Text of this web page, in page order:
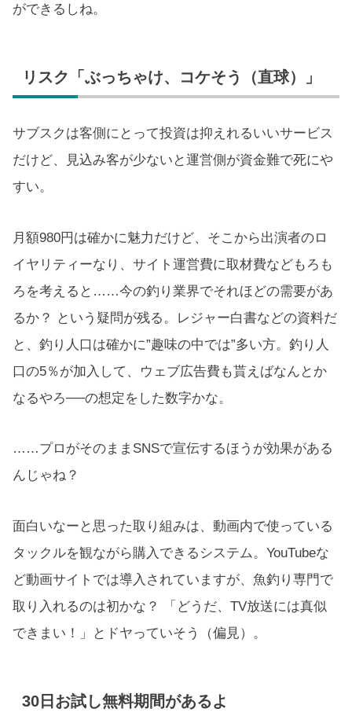
ができるしね。
リスク「ぶっちゃけ、コケそう（直球）」
サブスクは客側にとって投資は抑えれるいいサービス
だけど、見込み客が少ないと運営側が資金難で死にや
すい。
月額980円は確かに魅力だけど、そこから出演者のロ
イヤリティーなり、サイト運営費に取材費などもろも
ろを考えると……今の釣り業界でそれほどの需要があ
るか？ という疑問が残る。レジャー白書などの資料だ
と、釣り人口は確かに”趣味の中では”多い方。釣り人
口の5％が加入して、ウェブ広告費も貰えばなんとか
なるやろ──の想定をした数字かな。
……プロがそのままSNSで宣伝するほうが効果がある
んじゃね？
面白いなーと思った取り組みは、動画内で使っている
タックルを観ながら購入できるシステム。YouTubeな
ど動画サイトでは導入されていますが、魚釣り専門で
取り入れるのは初かな？ 「どうだ、TV放送には真似
できまい！」とドヤっていそう（偏見）。
30日お試し無料期間があるよ